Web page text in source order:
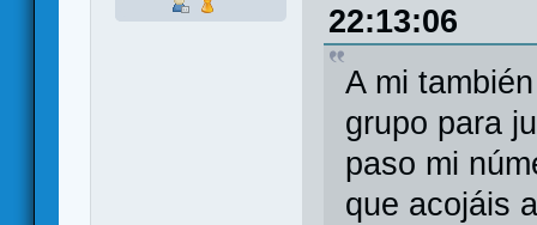
22:13:06
A mi
grupo para
paso mi
que acojáis